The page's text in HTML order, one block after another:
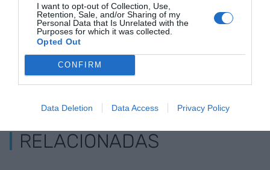
I want to opt-out of Collection, Use,
Retention, Sale, and/or Sharing of my
Personal Data that Is Unrelated with the
Purposes for which it was collected.
Opted Out
CONFIRM
Data Deletion Data Access Privacy Policy
ACTIVAR AHORA
RELACIONADAS